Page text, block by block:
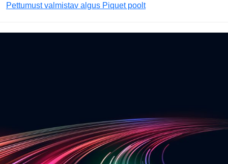
Pettumust valmistav algus Piquet poolt